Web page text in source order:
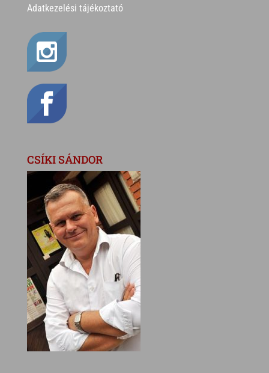
Adatkezelési tájékoztató
CSÍKI SÁNDOR